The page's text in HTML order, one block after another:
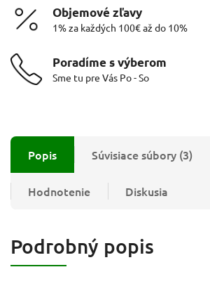
Objemové zľavy
1% za každých 100€ až do 10%
Poradíme s výberom
Sme tu pre Vás Po - So
Popis Súvisiace súbory (3)
Hodnotenie Diskusia
Podrobný popis